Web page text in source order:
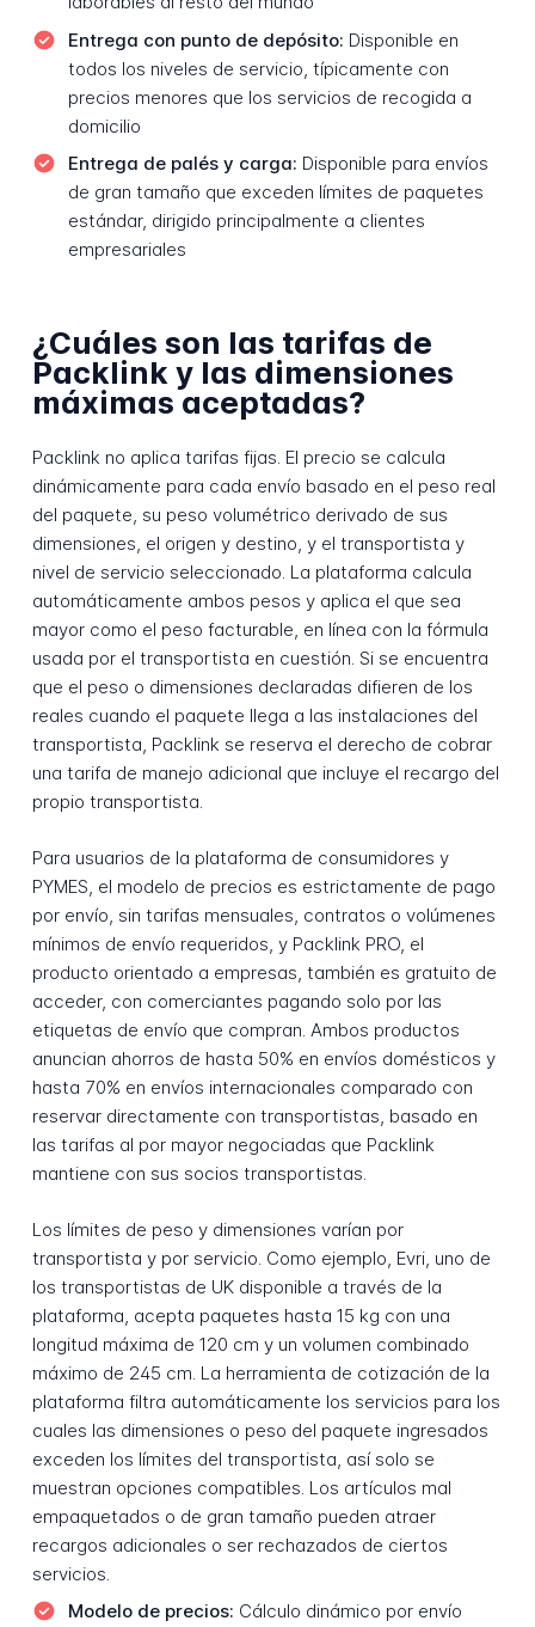
Entrega con punto de depósito: Disponible en
todos los niveles de servicio, típicamente con
precios menores que los servicios de recogida a
domicilio
Entrega de palés y carga: Disponible para envíos
de gran tamaño que exceden límites de paquetes
estándar, dirigido principalmente a clientes
empresariales
¿Cuáles son las tarifas de
Packlink y las dimensiones
máximas aceptadas?
Packlink no aplica tarifas fijas. El precio se calcula
dinámicamente para cada envío basado en el peso real
del paquete, su peso volumétrico derivado de sus
dimensiones, el origen y destino, y el transportista y
nivel de servicio seleccionado. La plataforma calcula
automáticamente ambos pesos y aplica el que sea
mayor como el peso facturable, en línea con la fórmula
usada por el transportista en cuestión. Si se encuentra
que el peso o dimensiones declaradas difieren de los
reales cuando el paquete llega a las instalaciones del
transportista, Packlink se reserva el derecho de cobrar
una tarifa de manejo adicional que incluye el recargo del
propio transportista.
Para usuarios de la plataforma de consumidores y
PYMES, el modelo de precios es estrictamente de pago
por envío, sin tarifas mensuales, contratos o volúmenes
mínimos de envío requeridos, y Packlink PRO, el
producto orientado a empresas, también es gratuito de
acceder, con comerciantes pagando solo por las
etiquetas de envío que compran. Ambos productos
anuncian ahorros de hasta 50% en envíos domésticos y
hasta 70% en envíos internacionales comparado con
reservar directamente con transportistas, basado en
las tarifas al por mayor negociadas que Packlink
mantiene con sus socios transportistas.
Los límites de peso y dimensiones varían por
transportista y por servicio. Como ejemplo, Evri, uno de
los transportistas de UK disponible a través de la
plataforma, acepta paquetes hasta 15 kg con una
longitud máxima de 120 cm y un volumen combinado
máximo de 245 cm. La herramienta de cotización de la
plataforma filtra automáticamente los servicios para los
cuales las dimensiones o peso del paquete ingresados
exceden los límites del transportista, así solo se
muestran opciones compatibles. Los artículos mal
empaquetados o de gran tamaño pueden atraer
recargos adicionales o ser rechazados de ciertos
servicios.
Modelo de precios: Cálculo dinámico por envío